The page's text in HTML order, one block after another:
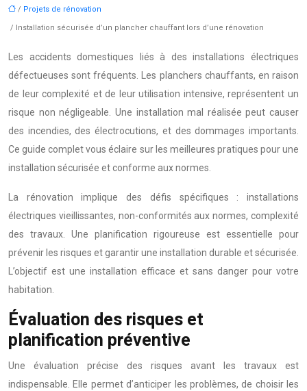
/ Projets de rénovation
/ Installation sécurisée d’un plancher chauffant lors d’une rénovation
Les accidents domestiques liés à des installations électriques
défectueuses sont fréquents. Les planchers chauffants, en raison
de leur complexité et de leur utilisation intensive, représentent un
risque non négligeable. Une installation mal réalisée peut causer
des incendies, des électrocutions, et des dommages importants.
Ce guide complet vous éclaire sur les meilleures pratiques pour une
installation sécurisée et conforme aux normes.
La rénovation implique des défis spécifiques : installations
électriques vieillissantes, non-conformités aux normes, complexité
des travaux. Une planification rigoureuse est essentielle pour
prévenir les risques et garantir une installation durable et sécurisée.
L’objectif est une installation efficace et sans danger pour votre
habitation.
Évaluation des risques et
planification préventive
Une évaluation précise des risques avant les travaux est
indispensable. Elle permet d’anticiper les problèmes, de choisir les